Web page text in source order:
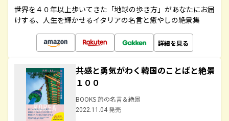
世界を４０年以上歩いてきた「地球の歩き方」があなたにお届
けする、人生を輝かせるイタリアの名言と癒やしの絶景集
詳細を見る
共感と勇気がわく韓国のことばと絶景
１００
BOOKS 旅の名言＆絶景
2022.11.04 発売